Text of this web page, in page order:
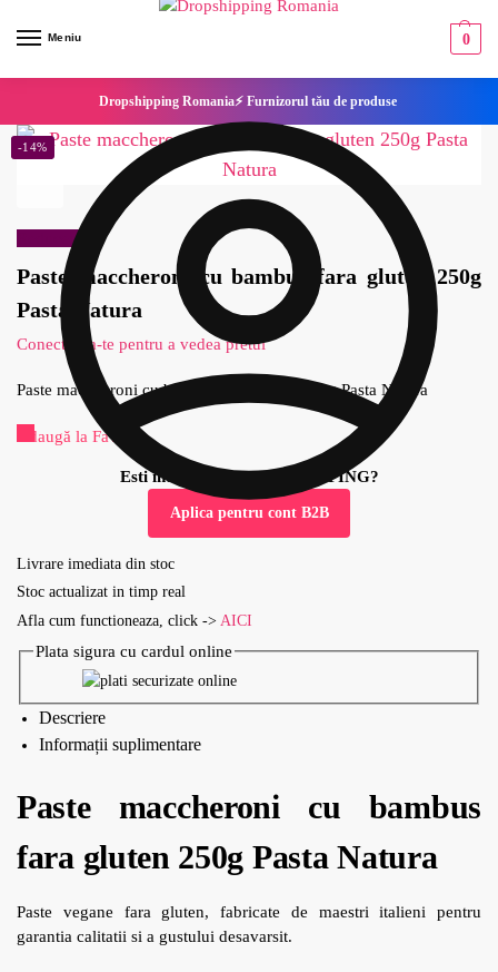
Meniu 0
Dropshipping Romania⚡ Furnizorul tău de produse
Reduceri!
Paste maccheroni cu bambus fara gluten 250g
Pasta Natura
Conecteaza-te pentru a vedea pretul
-14%
Paste maccheroni cu bambus fara gluten 250g Pasta Natura
Adaugă la Favorite
Esti interesat de DROPSHIPPING?
Aplica pentru cont B2B
Livrare imediata din stoc
Stoc actualizat in timp real
Afla cum functioneaza, click -> AICI
Plata sigura cu cardul online
Descriere
Informații suplimentare
Paste maccheroni cu bambus
fara gluten 250g Pasta Natura
Paste vegane fara gluten, fabricate de maestri italieni pentru
garantia calitatii si a gustului desavarsit.